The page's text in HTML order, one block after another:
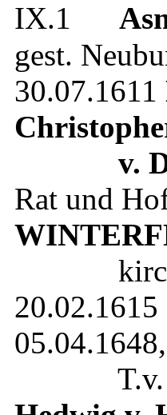
IX.1
gest.
30.07.1611
v.
Rat und
20.02.1615
05.04.1648
T.v.